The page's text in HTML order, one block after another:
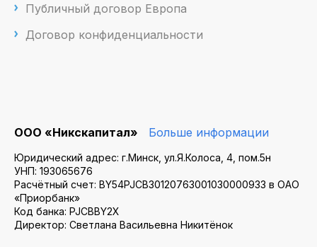
Публичный договор Европа
Договор конфиденциальности
ООО «Никскапитал» Больше информации
Юридический адрес: г.Минск, ул.Я.Колоса, 4, пом.5н
УНП: 193065676
Расчётный счет: BY54PJCB30120763001030000933 в ОАО
«Приорбанк»
Код банка: PJCBBY2X
Директор: Светлана Васильевна Никитёнок